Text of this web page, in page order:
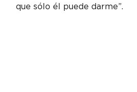
que sólo él puede darme”.